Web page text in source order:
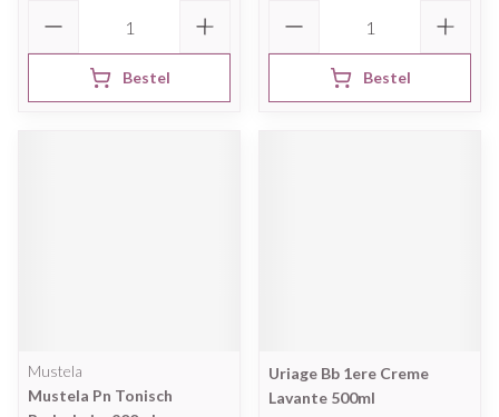
Bestel Bestel
Mustela
Mustela Pn Tonisch
Uriage Bb 1ere Creme
Lavante 500ml